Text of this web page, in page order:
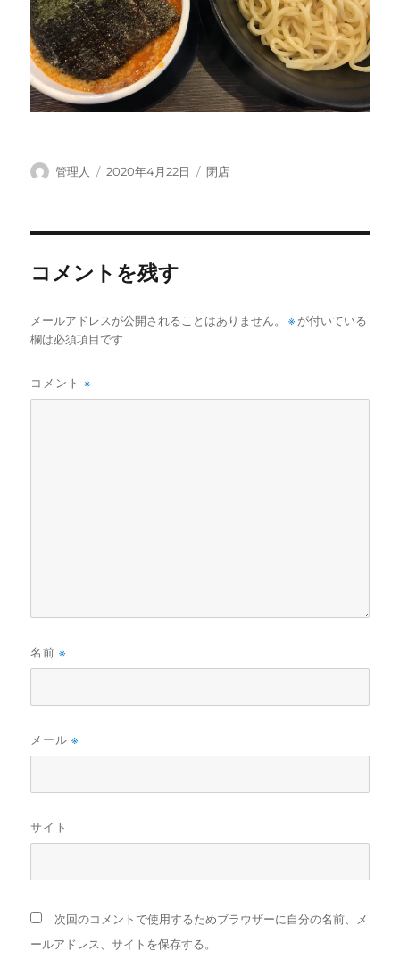
投
管理人
投
2020年4月22日
カ
閉店
コメントを残す
メールアドレスが公開されることはありません。 ※ が付いている
欄は必須項目です
コメント※
名前※
メール※
サイト
次回のコメントで使用するためブラウザーに自分の名前、メ
ールアドレス、サイトを保存する。